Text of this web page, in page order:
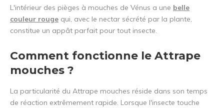
L'intérieur des pièges à mouches de Vénus a une belle
couleur rouge qui, avec le nectar sécrété par la plante,
constitue un appât parfait pour tout insecte.
Comment fonctionne le Attrape
mouches ?
La particularité du Attrape mouches réside dans son temps
de réaction extrêmement rapide. Lorsque l'insecte touche